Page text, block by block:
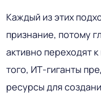
Каждый из этих
признание, потому
активно переходят
того, ИТ-гиганты
ресурсы для